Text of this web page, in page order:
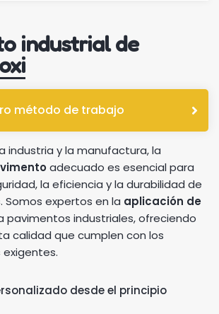
industrial de
método de trabajo
industria y la manufactura, la
adecuado es esencial para
la eficiencia y la durabilidad de
Somos expertos en la aplicación de
pavimentos industriales, ofreciendo
calidad que cumplen con los
desde el principio